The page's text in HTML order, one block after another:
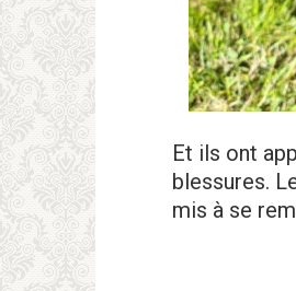
Et ils ont
blessures.
mis à se